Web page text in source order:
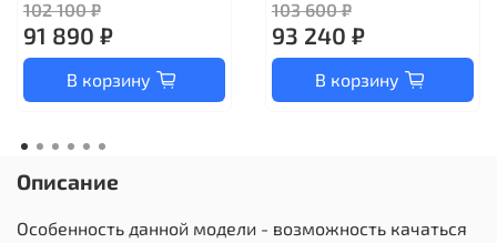
102 100 ₽
91 890 ₽
В корзину
103 600 ₽
93 240 ₽
В корзину
Описание
Особенность данной модели - возможность качаться